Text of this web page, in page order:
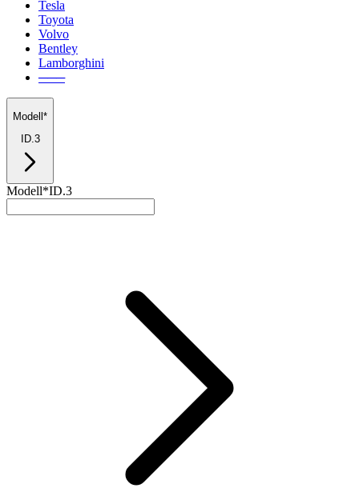
Tesla
Toyota
Volvo
Bentley
Lamborghini
───
Modell*
ID.3
Modell*ID.3